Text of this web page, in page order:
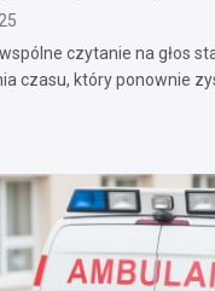
czytanie na głos
czasu, który ponownie